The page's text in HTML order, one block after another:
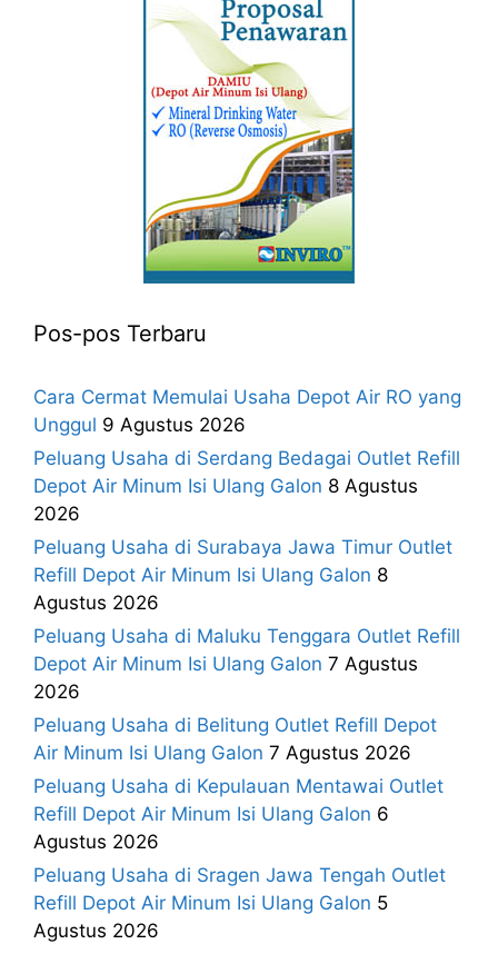
Pos-pos Terbaru
Cara Cermat Memulai Usaha Depot Air RO yang
Unggul 9 Agustus 2026
Peluang Usaha di Serdang Bedagai Outlet Refill
Depot Air Minum Isi Ulang Galon 8 Agustus
2026
Peluang Usaha di Surabaya Jawa Timur Outlet
Refill Depot Air Minum Isi Ulang Galon 8
Agustus 2026
Peluang Usaha di Maluku Tenggara Outlet Refill
Depot Air Minum Isi Ulang Galon 7 Agustus
2026
Peluang Usaha di Belitung Outlet Refill Depot
Air Minum Isi Ulang Galon 7 Agustus 2026
Peluang Usaha di Kepulauan Mentawai Outlet
Refill Depot Air Minum Isi Ulang Galon 6
Agustus 2026
Peluang Usaha di Sragen Jawa Tengah Outlet
Refill Depot Air Minum Isi Ulang Galon 5
Agustus 2026